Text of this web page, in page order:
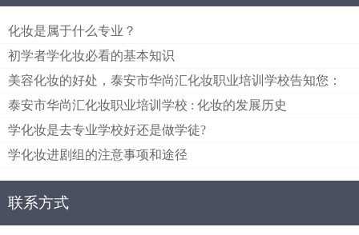
化妆是属于什么专业？
初学者学化妆必看的基本知识
美容化妆的好处，泰安市华尚汇化妆职业培训学校告知您：
泰安市华尚汇化妆职业培训学校 : 化妆的发展历史
学化妆是去专业学校好还是做学徒?
学化妆进剧组的注意事项和途径
联系方式